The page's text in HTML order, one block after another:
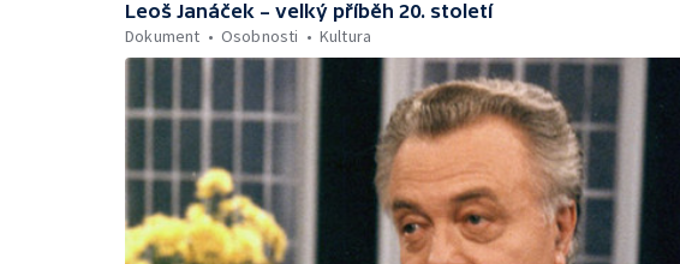
Leoš Janáček – velký příběh 20. století
Dokument
Osobnosti Kultura